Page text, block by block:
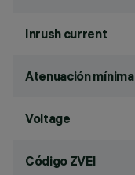
Inrush current
Atenuación mínima
Voltage
Código ZVEI